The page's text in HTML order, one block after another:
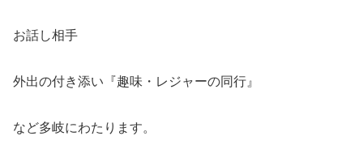
お話し相手
外出の付き添い『趣味・レジャーの同行』
など多岐にわたります。